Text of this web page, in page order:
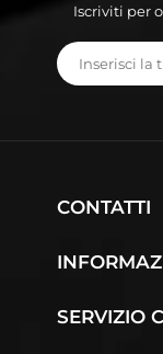
Iscriviti per
CONTATTI
SERVIZIO